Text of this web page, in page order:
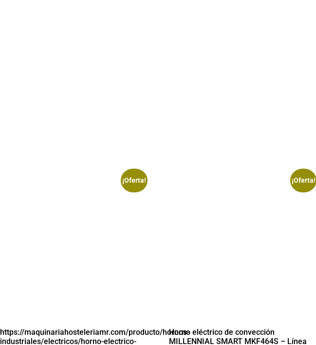
¡Oferta!
https://maquinariahosteleriamr.com/producto/hornos-
industriales/electricos/horno-electrico-
¡Oferta!
Horno eléctrico de convección
MILLENNIAL SMART MKF464S – Línea